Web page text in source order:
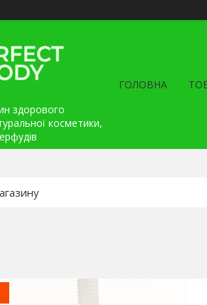
здорового
косметики,
ГОЛОВНА